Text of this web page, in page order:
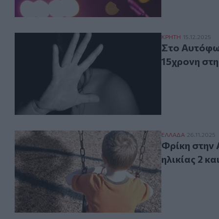
Στο Αυτόφωρο
ΚΡΗΤΗ 15.12.2025
Στο
15χρονη
Φρίκη στην
ΕΛΛAΔΑ 26.11.2025
Φρίκη στην
ηλικίας 2